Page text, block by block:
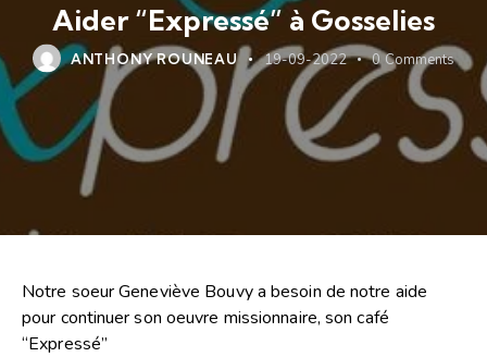
Aider “Expressé” à Gosselies
ANTHONY ROUNEAU 19-09-2022 0 Comments
Notre soeur Geneviève Bouvy a besoin de notre aide
pour continuer son oeuvre missionnaire, son café
“Expressé”